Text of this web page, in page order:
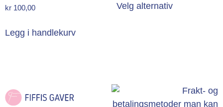
kr 100,00
Legg i handlekurv
Velg alternativ